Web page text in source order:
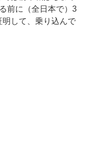
前に（全日本で）3
して、乗り込んで